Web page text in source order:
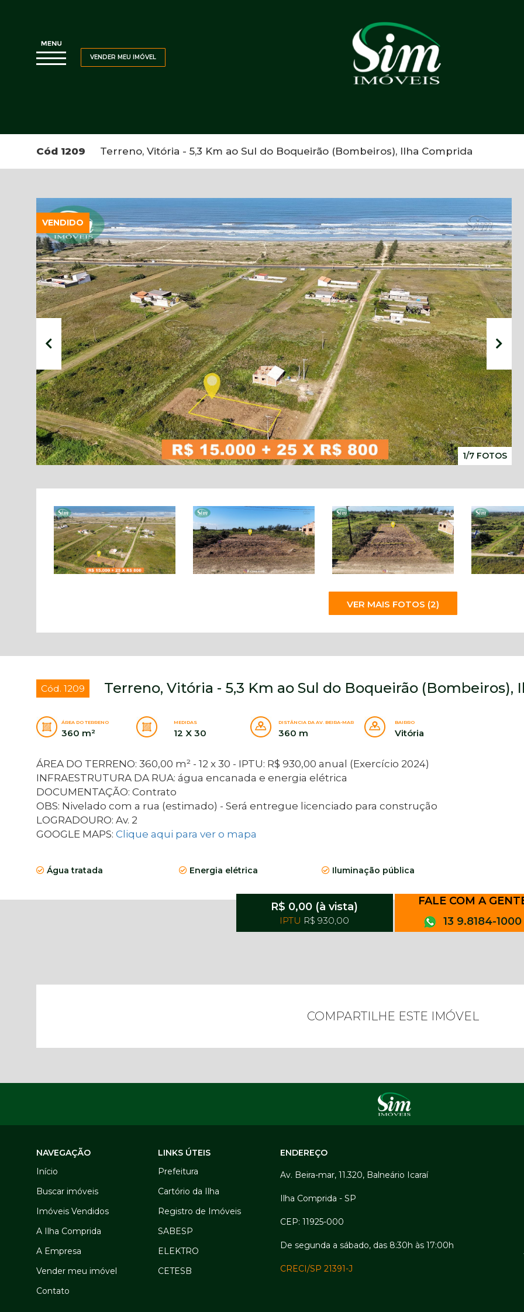
VENDER MEU IMÓVEL
Cód 1209 Terreno, Vitória - 5,3 Km ao Sul do Boqueirão (Bombeiros), Ilha Comprida
VENDIDO
1/7 FOTOS
VER MAIS FOTOS (2)
Cód. 1209 Terreno, Vitória - 5,3 Km ao Sul do Boqueirão (Bombeiros),
ÁREA DO TERRENO
360 m²
MEDIDAS
12 X 30
DISTÂNCIA DA AV. BEIRA-MAR
360 m
BAIRRO
Vitória
ÁREA DO TERRENO: 360,00 m² - 12 x 30 - IPTU: R$ 930,00 anual (Exercício 2024)
INFRAESTRUTURA DA RUA: água encanada e energia elétrica
DOCUMENTAÇÃO: Contrato
OBS: Nivelado com a rua (estimado) - Será entregue licenciado para construção
LOGRADOURO: Av. 2
GOOGLE MAPS: Clique aqui para ver o mapa
Água tratada Energia elétrica Iluminação pública
R$ 0,00 (à vista)
IPTU R$ 930,00
FALE COM A
13 9.8184-1000
COMPARTILHE ESTE IMÓVEL
NAVEGAÇÃO
Início
Buscar imóveis
Imóveis Vendidos
A Ilha Comprida
A Empresa
Vender meu imóvel
Contato
LINKS ÚTEIS
Prefeitura
Cartório da Ilha
Registro de Imóveis
SABESP
ELEKTRO
CETESB
ENDEREÇO
Av. Beira-mar, 11.320, Balneário Icaraí
Ilha Comprida - SP
CEP: 11925-000
De segunda a sábado, das 8:30h às 17:00h
CRECI/SP 21391-J